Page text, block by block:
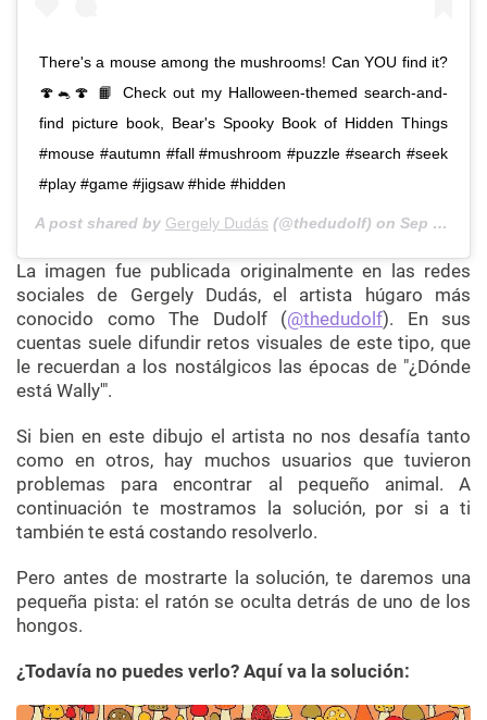
There's a mouse among the mushrooms! Can YOU find it?
🍄🐁🍄 📙 Check out my Halloween-themed search-and-
find picture book, Bear's Spooky Book of Hidden Things
#mouse #autumn #fall #mushroom #puzzle #search #seek
#play #game #jigsaw #hide #hidden
A post shared by Gergely Dudás (@thedudolf) on Sep 26, 2019 at 8:06am PDT
La imagen fue publicada originalmente en las redes
sociales de Gergely Dudás, el artista húgaro más
conocido como The Dudolf (@thedudolf). En sus
cuentas suele difundir retos visuales de este tipo, que
le recuerdan a los nostálgicos las épocas de "¿Dónde
está Wally'".
Si bien en este dibujo el artista no nos desafía tanto
como en otros, hay muchos usuarios que tuvieron
problemas para encontrar al pequeño animal. A
continuación te mostramos la solución, por si a ti
también te está costando resolverlo.
Pero antes de mostrarte la solución, te daremos una
pequeña pista: el ratón se oculta detrás de uno de los
hongos.
¿Todavía no puedes verlo? Aquí va la solución: